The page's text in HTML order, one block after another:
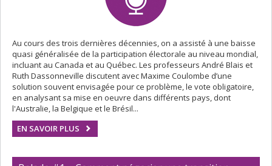
Au cours des trois dernières décennies, on a assisté à une baisse
quasi généralisée de la participation électorale au niveau mondial,
incluant au Canada et au Québec. Les professeurs André Blais et
Ruth Dassonneville discutent avec Maxime Coulombe d’une
solution souvent envisagée pour ce problème, le vote obligatoire,
en analysant sa mise en oeuvre dans différents pays, dont
l'Australie, la Belgique et le Brésil...
EN SAVOIR PLUS